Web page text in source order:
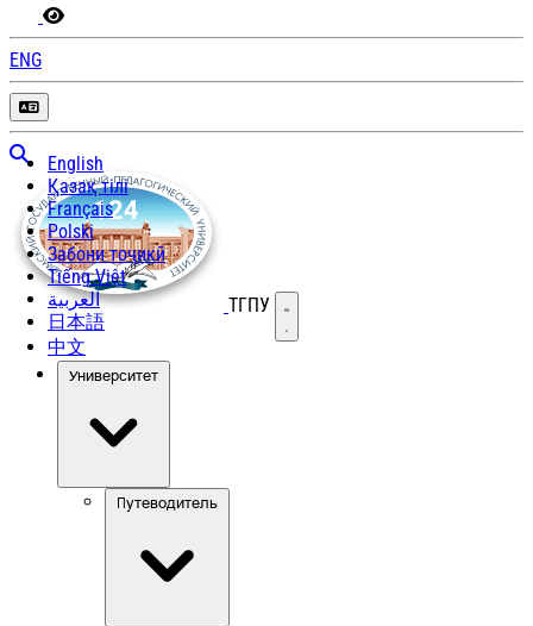
ENG
English
Қазақ тілі
Français
Polski
Забони тоҷикӣ
Tiếng Việt
العربية
日本語
中文
ТГПУ Открыть меню
Университет
Путеводитель